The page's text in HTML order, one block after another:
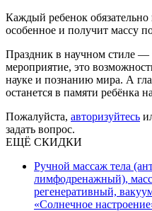
Каждый ребенок обязательно
особенное и получит массу
Праздник в научном стиле —
мероприятие, это
науке и познанию мира. А
останется в памяти ребёнка
Пожалуйста, авторизуйтесь
задать вопрос.
ЕЩЁ СКИДКИ
Ручной массаж тела
лимфодренажный),
регенеративный,
«Солнечное